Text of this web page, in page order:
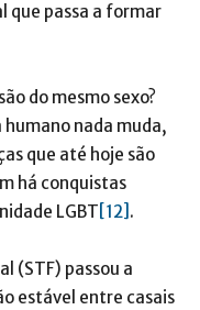
que passa a formar
do mesmo sexo?
humano nada muda,
que até hoje são
há conquistas
LGBT [12] .
(STF) passou a
estável entre casais